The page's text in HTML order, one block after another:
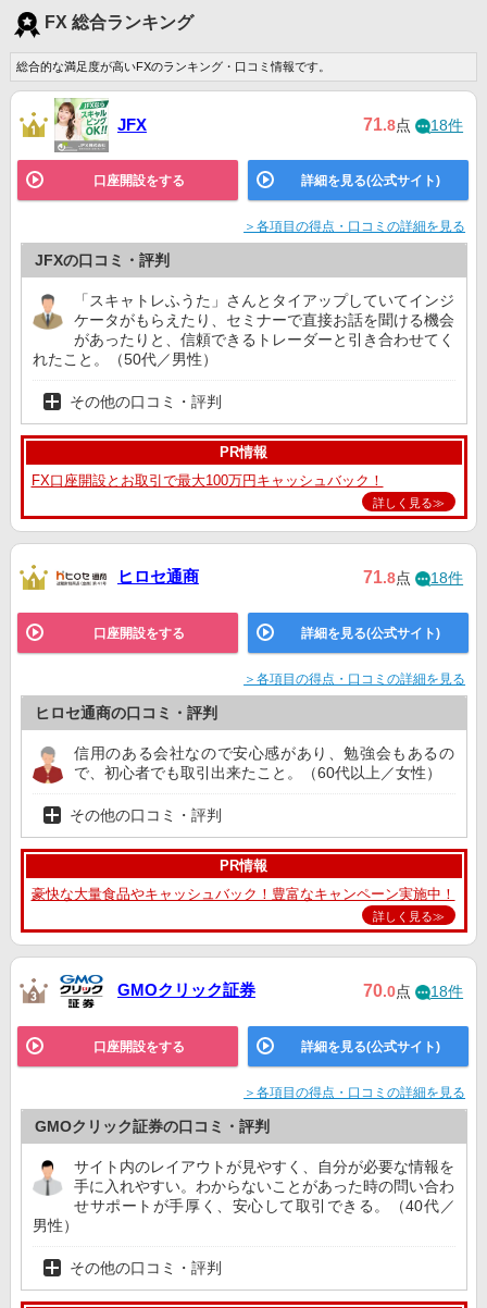
FX 総合ランキング
総合的な満足度が高いFXのランキング・口コミ情報です。
JFX 71.8点 18件
口座開設をする 詳細を見る(公式サイト)
＞各項目の得点・口コミの詳細を見る
JFXの口コミ・評判
「スキャトレふうた」さんとタイアップしていてインジ
ケータがもらえたり、セミナーで直接お話を聞ける機会
があったりと、信頼できるトレーダーと引き合わせてく
れたこと。（50代／男性）
その他の口コミ・評判
PR情報
FX口座開設とお取引で最大100万円キャッシュバック！
詳しく見る≫
ヒロセ通商 71.8点 18件
口座開設をする 詳細を見る(公式サイト)
＞各項目の得点・口コミの詳細を見る
ヒロセ通商の口コミ・評判
信用のある会社なので安心感があり、勉強会もあるの
で、初心者でも取引出来たこと。（60代以上／女性）
その他の口コミ・評判
PR情報
豪快な大量食品やキャッシュバック！豊富なキャンペーン実施中！
詳しく見る≫
GMOクリック証券 70.0点 18件
口座開設をする 詳細を見る(公式サイト)
＞各項目の得点・口コミの詳細を見る
GMOクリック証券の口コミ・評判
サイト内のレイアウトが見やすく、自分が必要な情報を
手に入れやすい。わからないことがあった時の問い合わ
せサポートが手厚く、安心して取引できる。（40代／
男性）
その他の口コミ・評判